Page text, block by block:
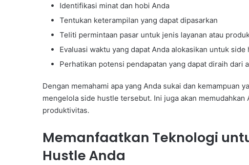
Identifikasi minat dan hobi Anda
Tentukan keterampilan yang dapat dipasarkan
Teliti permintaan pasar untuk jenis layanan atau
Evaluasi waktu yang dapat Anda alokasikan untuk side
Perhatikan potensi pendapatan yang dapat diraih dari
Dengan memahami apa yang Anda sukai dan kemampuan
mengelola side hustle tersebut. Ini juga akan
produktivitas.
Memanfaatkan Teknologi
Hustle Anda